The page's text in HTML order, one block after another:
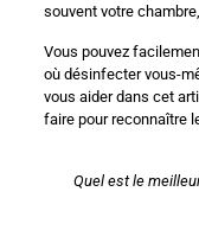
souvent votre
Vous pouvez
où désinfecter vous-
vous aider dans cet
faire pour reconnaître
Quel est le